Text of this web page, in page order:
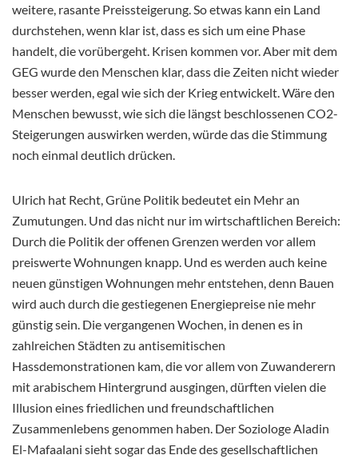
weitere, rasante Preissteigerung. So etwas kann ein Land
durchstehen, wenn klar ist, dass es sich um eine Phase
handelt, die vorübergeht. Krisen kommen vor. Aber mit dem
GEG wurde den Menschen klar, dass die Zeiten nicht wieder
besser werden, egal wie sich der Krieg entwickelt. Wäre den
Menschen bewusst, wie sich die längst beschlossenen CO2-
Steigerungen auswirken werden, würde das die Stimmung
noch einmal deutlich drücken.
Ulrich hat Recht, Grüne Politik bedeutet ein Mehr an
Zumutungen. Und das nicht nur im wirtschaftlichen Bereich:
Durch die Politik der offenen Grenzen werden vor allem
preiswerte Wohnungen knapp. Und es werden auch keine
neuen günstigen Wohnungen mehr entstehen, denn Bauen
wird auch durch die gestiegenen Energiepreise nie mehr
günstig sein. Die vergangenen Wochen, in denen es in
zahlreichen Städten zu antisemitischen
Hassdemonstrationen kam, die vor allem von Zuwanderern
mit arabischem Hintergrund ausgingen, dürften vielen die
Illusion eines friedlichen und freundschaftlichen
Zusammenlebens genommen haben. Der Soziologe Aladin
El-Mafaalani sieht sogar das Ende des gesellschaftlichen